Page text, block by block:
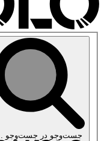
جست‌وجو در جست‌وجو ...